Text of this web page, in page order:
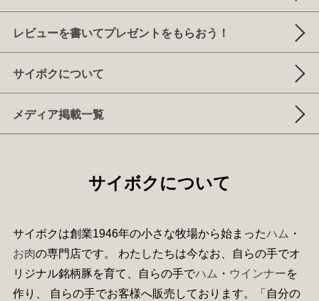
レビューを書いてプレゼントをもらおう！
サイボクについて
メディア掲載一覧
サイボクについて
サイボクは創業1946年の小さな牧場から始まったハム ・
お肉の専門店です。 わたしたちは今なお、自らの手でオ
リジナル銘柄豚を育て、自らの手でハム ・ ウインナーを
作り、 自らの手でお客様へ販売しております。「自分の